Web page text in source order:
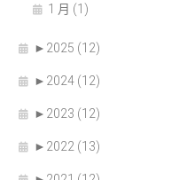
1 月 (1)
► 2025 (12)
► 2024 (12)
► 2023 (12)
► 2022 (13)